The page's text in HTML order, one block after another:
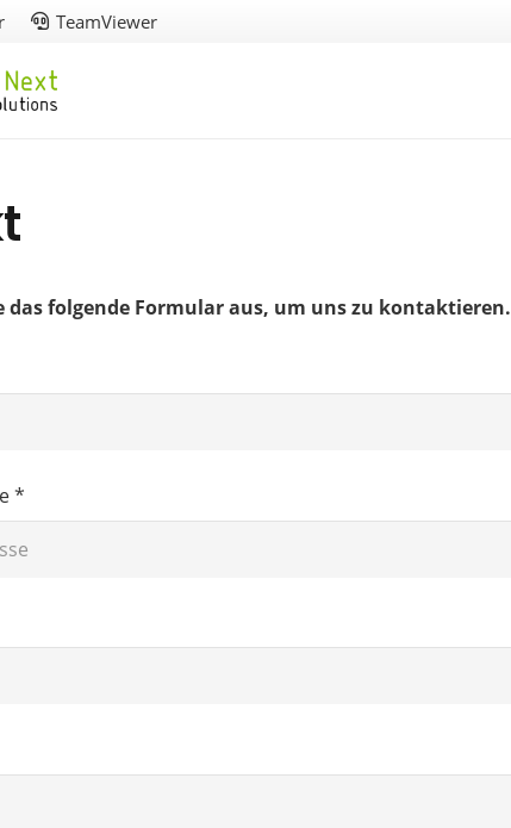
TeamViewer
das folgende Formular aus, um uns zu kontaktieren.
*